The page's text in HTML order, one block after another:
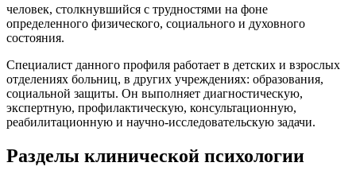
человек, столкнувшийся с трудностями на фоне
определенного физического, социального и духовного
состояния.
Специалист данного профиля работает в детских и взрослых
отделениях больниц, в других учреждениях: образования,
социальной защиты. Он выполняет диагностическую,
экспертную, профилактическую, консультационную,
реабилитационную и научно-исследовательскую задачи.
Разделы клинической психологии